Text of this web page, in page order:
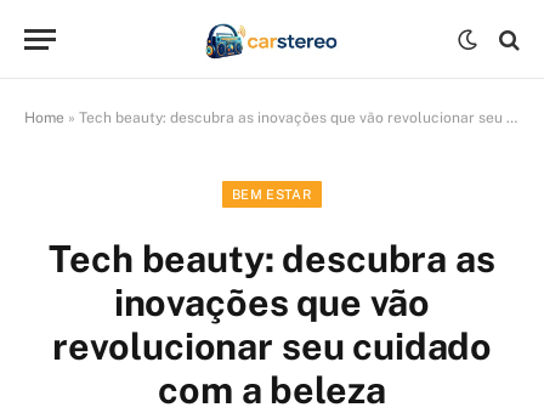
Home » Tech beauty: descubra as inovações que vão revolucionar seu cuidado com a beleza
BEM ESTAR
Tech beauty: descubra as
inovações que vão
revolucionar seu cuidado
com a beleza